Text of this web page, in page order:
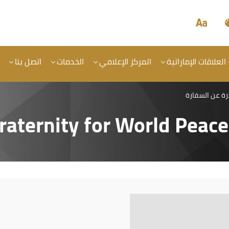
الإماراتية المركز الإعلامي الخدمات اتصل بنا
عن السفارة
for World